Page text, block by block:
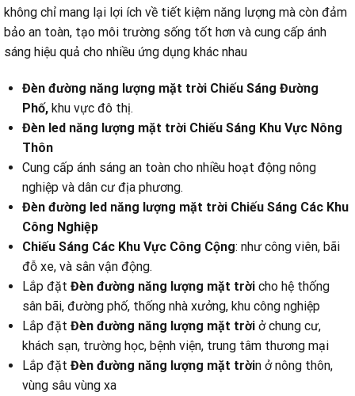
không chỉ mang lại lợi ích về tiết kiệm năng lượng mà còn đảm
bảo an toàn, tạo môi trường sống tốt hơn và cung cấp ánh
sáng hiệu quả cho nhiều ứng dụng khác nhau
Đèn đường năng lượng mặt trời Chiếu Sáng Đường
Phố, khu vực đô thị.
Đèn led năng lượng mặt trời Chiếu Sáng Khu Vực Nông
Thôn
Cung cấp ánh sáng an toàn cho nhiều hoạt động nông
nghiệp và dân cư địa phương.
Đèn đường led năng lượng mặt trời Chiếu Sáng Các Khu
Công Nghiệp
Chiếu Sáng Các Khu Vực Công Cộng: như công viên, bãi
đỗ xe, và sân vận động.
Lắp đặt Đèn đường năng lượng mặt trời cho hệ thống
sân bãi, đường phố, thống nhà xưởng, khu công nghiệp
Lắp đặt Đèn đường năng lượng mặt trời ở chung cư,
khách sạn, trường học, bệnh viện, trung tâm thương mại
Lắp đặt Đèn đường năng lượng mặt trờin ở nông thôn,
vùng sâu vùng xa